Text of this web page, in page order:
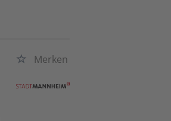
Merken